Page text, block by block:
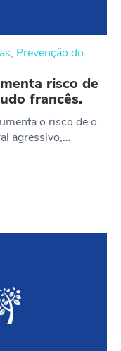
, Prevenção do
risco de
francês.
o risco de o
agressivo,…